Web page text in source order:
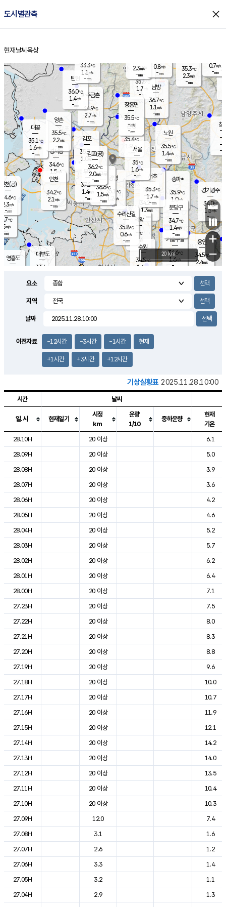
도시별관측 close
홈
현재날씨 육상
의도
℃
m/s
mm
영흥도
양주
35.8℃
1.7
-mm
과천
34.2℃
1.3m/s
- mm
용인
34.5℃
2.4m/s
경기광주
34.0℃
1.5m/s
-mm
1.8m/s
대부도
33.4
경서동
34.6℃
1.5 m/s
-mm
파주금촌
34.9℃
2.7m/s
-mm
35.3℃
2.3m/s
-mm
대곶
35.1℃
1.6m/s
-mm
창
-
-m/
-
탄현
36.0℃
1.4m/s
-mm
0.7m/s
-mm
의왕
- ℃
m/s
mm
김포
35.7℃
1.0 m/s
mm
광명
35.1
℃
1.2 m/s
-mm
부천
37.2℃
1.4m/s
-mm
양촌
35.5℃
2.2m/s
-mm
구로
36.6℃
1.5m/s
-mm
은평
35.4℃
1.9 m/s
- mm
노원
35.5℃
1.4m/s
-mm
송파*
35.9℃
1.0m/s
-mm
서초
35.3℃
1.7m/s
-mm
남방
36.7℃
1.1 m/s
-mm
기흥구갈
34.6℃
1.6m/s
-
수리산길
35.8℃
0.6m/s
-mm
분당구
34.7℃
1.4m/s
-mm
장흥면
35.5℃
-m/s
-mm
2.3m/s
-mm
인천(공)
34.6℃
2.3m/s
-mm
김포(공)
36.2℃
2.0m/s
-mm
수원
34.5℃
1.6 m/s
인천
34.2℃
2.1 m/s
-mm
서울
35℃
1.6m/s
-mm
33.3℃
1.1 m/s
-mm
0.8m/s
-mm
+
−
20 km
요소
지역
날짜
이전자료 -12시간 -3시간 -1시간 현재
+1시간 +3시간 +12시간
기상실황표 2025.11.28.10:00
도시별 기상실황표로 지점, 날씨, 기온, 강수, 바람, 기압등을 안내한 표입
시간 날씨
일.시 현재일기
시정
km
운량
1/10
중하운량
현재
기온
28.10H
20 이상
6.1
28.09H
20 이상
5.0
28.08H
20 이상
3.9
28.07H
20 이상
3.6
28.06H
20 이상
4.2
28.05H
20 이상
4.6
28.04H
20 이상
5.2
28.03H
20 이상
5.7
28.02H
20 이상
6.2
28.01H
20 이상
6.4
28.00H
20 이상
7.1
27.23H
20 이상
7.5
27.22H
20 이상
8.0
27.21H
20 이상
8.3
27.20H
20 이상
8.8
27.19H
20 이상
9.6
27.18H
20 이상
10.0
27.17H
20 이상
10.7
27.16H
20 이상
11.9
27.15H
20 이상
12.1
27.14H
20 이상
14.2
27.13H
20 이상
14.0
27.12H
20 이상
13.5
27.11H
20 이상
10.4
27.10H
20 이상
10.3
27.09H
12.0
7.4
27.08H
3.1
1.6
27.07H
2.6
1.2
27.06H
3.3
1.4
27.05H
3.2
1.1
27.04H
2.9
1.3